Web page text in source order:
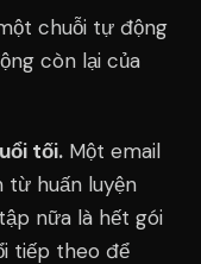
chuỗi tự động
còn lại của
tối. Một email
từ huấn luyện
nữa là hết gói
tiếp theo để